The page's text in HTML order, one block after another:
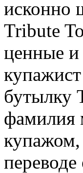
исконно
Tribute
ценные и
бутылку
фамилия
купажом,